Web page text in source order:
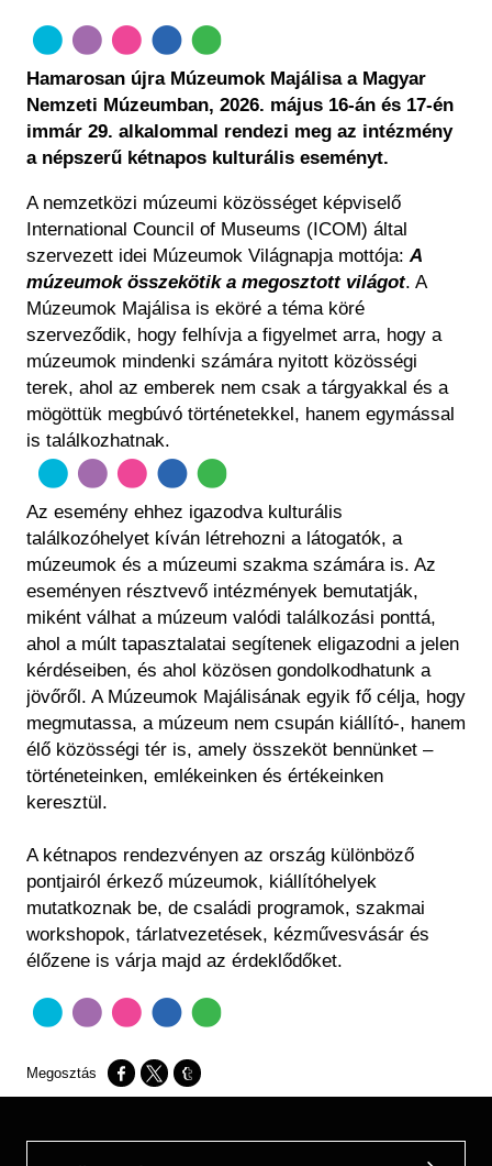
Tagintézmények
Felnőttképzés
Közérdekű adatok
Képcsarnok
Történeti Fényképtár
Éremtár
Adattár
Központi Könyvtár
Hamarosan újra Múzeumok Majálisa a Magyar
Nemzeti Múzeumban, 2026. május 16-án és 17-én
immár 29. alkalommal rendezi meg az intézmény
a népszerű kétnapos kulturális eseményt.
A nemzetközi múzeumi közösséget képviselő
International Council of Museums (ICOM) által
szervezett idei Múzeumok Világnapja mottója:A
múzeumok összekötik a megosztott világot. A
Múzeumok Majálisa is eköré a téma köré
szerveződik, hogy felhívja a figyelmet arra, hogy a
múzeumok mindenki számára nyitott közösségi
terek, ahol az emberek nem csak a tárgyakkal és a
mögöttük megbúvó történetekkel, hanem egymással
is találkozhatnak.
Az esemény ehhez igazodva kulturális
találkozóhelyet kíván létrehozni a látogatók, a
múzeumok és a múzeumi szakma számára is. Az
eseményen résztvevő intézmények bemutatják,
miként válhat a múzeum valódi találkozási ponttá,
ahol a múlt tapasztalatai segítenek eligazodni a jelen
kérdéseiben, és ahol közösen gondolkodhatunk a
jövőről. A Múzeumok Majálisának egyik fő célja, hogy
megmutassa, a múzeum nem csupán kiállító-, hanem
élő közösségi tér is, amely összeköt bennünket –
történeteinken, emlékeinken és értékeinken
keresztül.
A kétnapos rendezvényen az ország különböző
pontjairól érkező múzeumok, kiállítóhelyek
mutatkoznak be, de családi programok, szakmai
workshopok, tárlatvezetések, kézművesvásár és
élőzene is várja majd az érdeklődőket.
Opens in a new window
Opens in a new window
Opens in a new window